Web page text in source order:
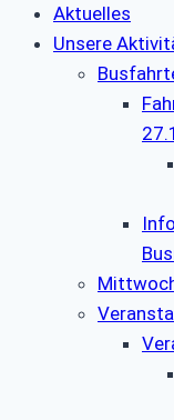
Aktuelles
Unsere